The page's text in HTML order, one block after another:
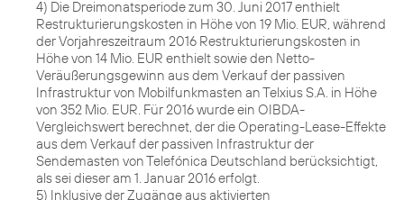
4) Die Dreimonatsperiode zum 30. Juni 2017 enthielt
Restrukturierungskosten in Höhe von 19 Mio. EUR, während
der Vorjahreszeitraum 2016 Restrukturierungskosten in
Höhe von 14 Mio. EUR enthielt sowie den Netto-
Veräußerungsgewinn aus dem Verkauf der passiven
Infrastruktur von Mobilfunkmasten an Telxius S.A. in Höhe
von 352 Mio. EUR. Für 2016 wurde ein OIBDA-
Vergleichswert berechnet, der die Operating-Lease-Effekte
aus dem Verkauf der passiven Infrastruktur der
Sendemasten von Telefónica Deutschland berücksichtigt,
als sei dieser am 1. Januar 2016 erfolgt.
5) Inklusive der Zugänge aus aktivierten